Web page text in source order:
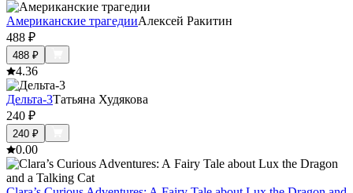
Американские трагедииАлексей Ракитин
488 ₽
488 ₽
4.36
Дельта-3Татьяна Худякова
240 ₽
240 ₽
0.00